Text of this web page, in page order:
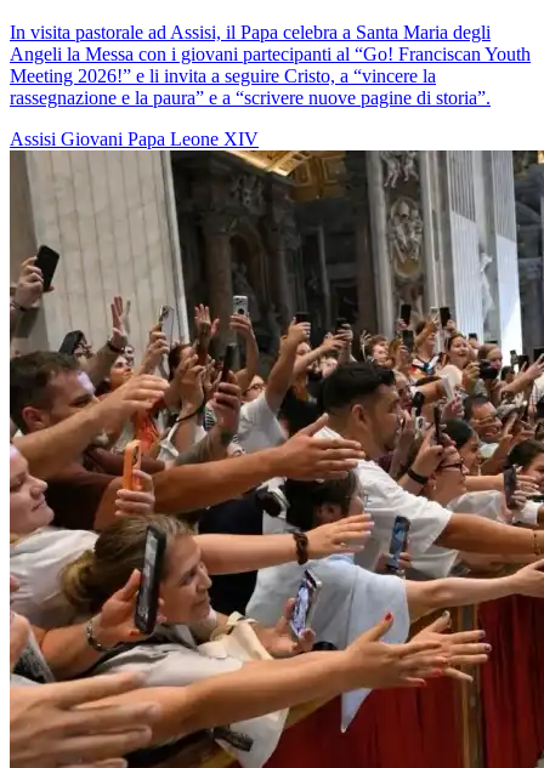
In visita pastorale ad Assisi, il Papa celebra a Santa Maria degli
Angeli la Messa con i giovani partecipanti al “Go! Franciscan Youth
Meeting 2026!” e li invita a seguire Cristo, a “vincere la
rassegnazione e la paura” e a “scrivere nuove pagine di storia”.
Assisi Giovani Papa Leone XIV